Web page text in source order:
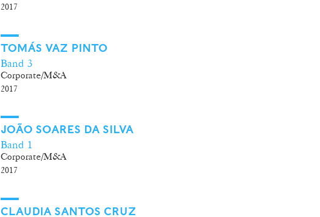
2017
TOMÁS VAZ PINTO
Band 3
Corporate/M&A
2017
JOÃO SOARES DA SILVA
Band 1
Corporate/M&A
2017
CLAUDIA SANTOS CRUZ